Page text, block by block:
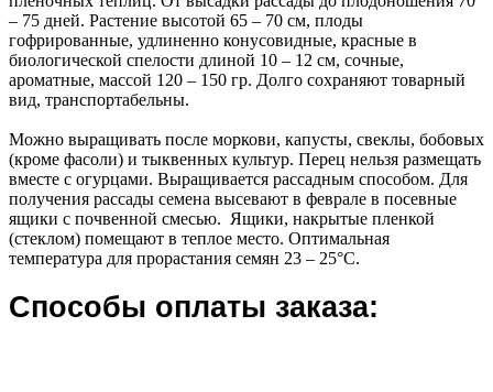
– 75 дней. Растение высотой 65 – 70 см, плоды
гофрированные, удлиненно конусовидные, красные в
биологической спелости длиной 10 – 12 см, сочные,
ароматные, массой 120 – 150 гр. Долго сохраняют товарный
вид, транспортабельны.
Можно выращивать после моркови, капусты, свеклы, бобовых
(кроме фасоли) и тыквенных культур. Перец нельзя размещать
вместе с огурцами. Выращивается рассадным способом. Для
получения рассады семена высевают в феврале в посевные
ящики с почвенной смесью. Ящики, накрытые пленкой
(стеклом) помещают в теплое место. Оптимальная
температура для прорастания семян 23 – 25°С.
Способы оплаты заказа: